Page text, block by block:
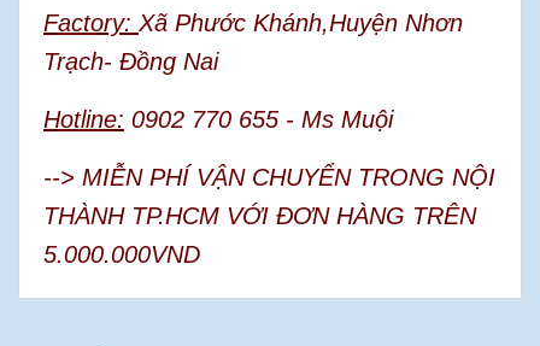
Factory: Xã Phước Khánh,Huyện Nhơn
Trạch- Đồng Nai
Hotline: 0902 770 655 - Ms Muội
--> MIỄN PHÍ VẬN CHUYỂN TRONG NỘI
THÀNH TP.HCM VỚI ĐƠN HÀNG TRÊN
5.000.000VND